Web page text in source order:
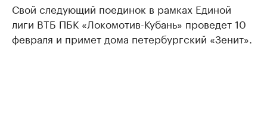
Свой следующий поединок в рамках Единой
лиги ВТБ ПБК «Локомотив-Кубань» проведет 10
февраля и примет дома петербургский «Зенит».